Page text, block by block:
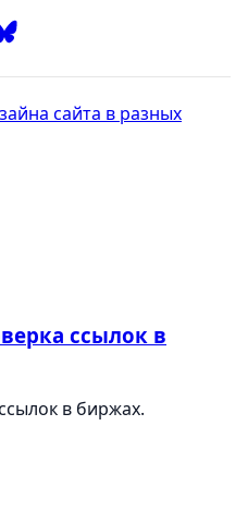
сайта в разных
ссылок в
в биржах.